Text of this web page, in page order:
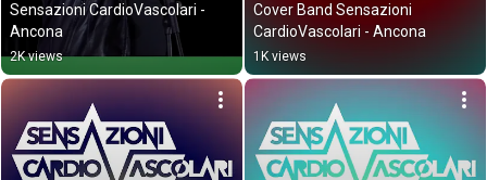
Sensazioni CardioVascolari -
Ancona
2K views
Cover Band Sensazioni
CardioVascolari - Ancona
1K views